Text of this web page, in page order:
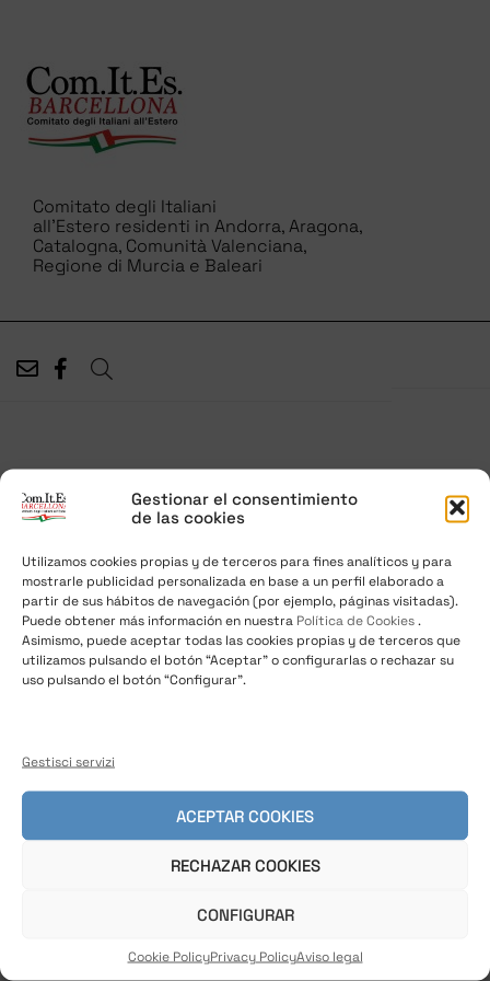
Gestionar el consentimiento
de las cookies
Utilizamos cookies propias y de terceros para fines analíticos y para
mostrarle publicidad personalizada en base a un perfil elaborado a
partir de sus hábitos de navegación (por ejemplo, páginas visitadas).
Puede obtener más información en nuestra Política de Cookies.
Asimismo, puede aceptar todas las cookies propias y de terceros que
utilizamos pulsando el botón “Aceptar” o configurarlas o rechazar su
uso pulsando el botón “Configurar”.
Gestisci servizi
ACEPTAR COOKIES
RECHAZAR COOKIES
CONFIGURAR
Cookie PolicyPrivacy PolicyAviso legal
Comitato degli Italiani
all’Estero residenti in Andorra, Aragona,
Catalogna, Comunità Valenciana,
Regione di Murcia e Baleari
CAMERA DI
COMMERCIO
26/05/2018 /News,Notizie dalla Spagna
Per celebrare la nostra Festa Nazionale assieme alla
collettività italiana e a tutti i cittadini di Barcellona,
e